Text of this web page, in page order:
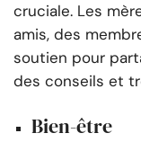
cruciale. Les
amis, des
soutien pour
des conseils et
Bien-être